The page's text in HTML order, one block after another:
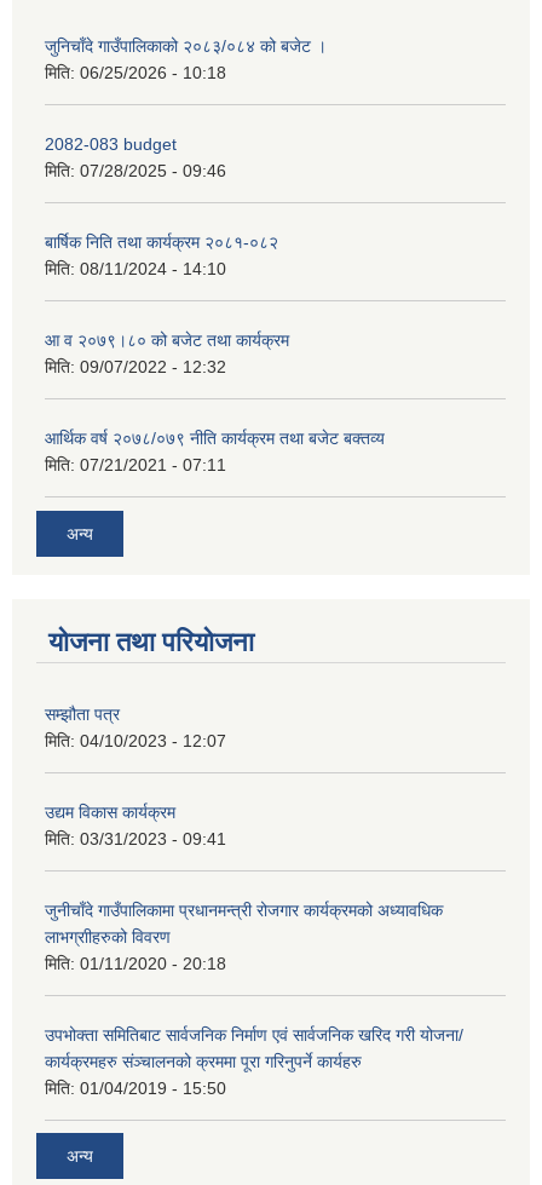
जुनिचाँदे गाउँपालिकाको २०८३/०८४ को बजेट ।
मिति: 06/25/2026 - 10:18
2082-083 budget
मिति: 07/28/2025 - 09:46
बार्षिक निति तथा कार्यक्रम २०८१-०८२
मिति: 08/11/2024 - 14:10
आ व २०७९।८० को बजेट तथा कार्यक्रम
मिति: 09/07/2022 - 12:32
आर्थिक वर्ष २०७८/०७९ नीति कार्यक्रम तथा बजेट बक्तव्य
मिति: 07/21/2021 - 07:11
अन्य
योजना तथा परियोजना
सम्झौता पत्र
मिति: 04/10/2023 - 12:07
उद्यम विकास कार्यक्रम
मिति: 03/31/2023 - 09:41
जुनीचाँदे गाउँपालिकामा प्रधानमन्‍त्री रोजगार कार्यक्रमको अध्यावधिक
लाभग्राीहरुको विवरण
मिति: 01/11/2020 - 20:18
उपभोक्ता समितिबाट सार्वजनिक निर्माण एवं सार्वजनिक खरिद गरी योजना/
कार्यक्रमहरु संञ्‍चालनको क्रममा पूरा गरिनुपर्ने कार्यहरु
मिति: 01/04/2019 - 15:50
अन्य